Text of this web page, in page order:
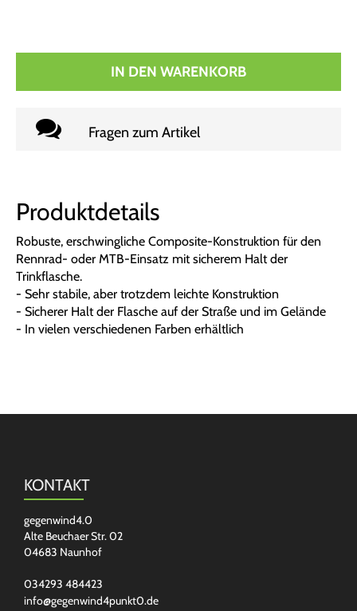
IN DEN WARENKORB
Fragen zum Artikel
Produktdetails
Robuste, erschwingliche Composite-Konstruktion für den
Rennrad- oder MTB-Einsatz mit sicherem Halt der
Trinkflasche.
- Sehr stabile, aber trotzdem leichte Konstruktion
- Sicherer Halt der Flasche auf der Straße und im Gelände
- In vielen verschiedenen Farben erhältlich
KONTAKT
gegenwind4.0
Alte Beuchaer Str. 02
04683 Naunhof
034293 484423
info@gegenwind4punkt0.de